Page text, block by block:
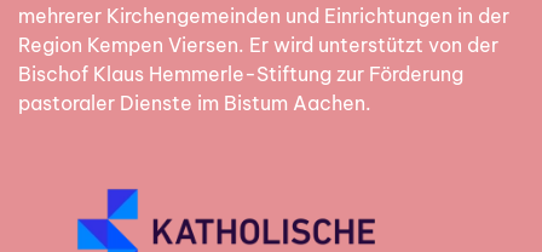
mehrerer Kirchen­ge­mein­den und Ein­rich­tun­gen in der
Region Kempen Viersen. Er wird unter­stützt von der
Bischof Klaus Hemmerle-Stiftung zur Förderung
pastoraler Dienste im Bistum Aachen.